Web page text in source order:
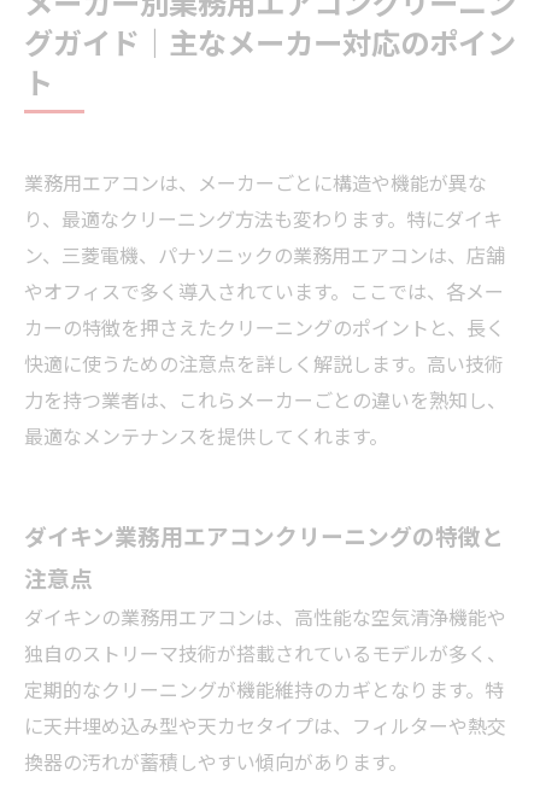
グガイド｜主なメーカー対応のポイン
ト
業務用エアコンは、メーカーごとに構造や機能が異な
り、最適なクリーニング方法も変わります。特にダイキ
ン、三菱電機、パナソニックの業務用エアコンは、店舗
やオフィスで多く導入されています。ここでは、各メー
カーの特徴を押さえたクリーニングのポイントと、長く
快適に使うための注意点を詳しく解説します。高い技術
力を持つ業者は、これらメーカーごとの違いを熟知し、
最適なメンテナンスを提供してくれます。
ダイキン業務用エアコンクリーニングの特徴と
注意点
ダイキンの業務用エアコンは、高性能な空気清浄機能や
独自のストリーマ技術が搭載されているモデルが多く、
定期的なクリーニングが機能維持のカギとなります。特
に天井埋め込み型や天カセタイプは、フィルターや熱交
換器の汚れが蓄積しやすい傾向があります。